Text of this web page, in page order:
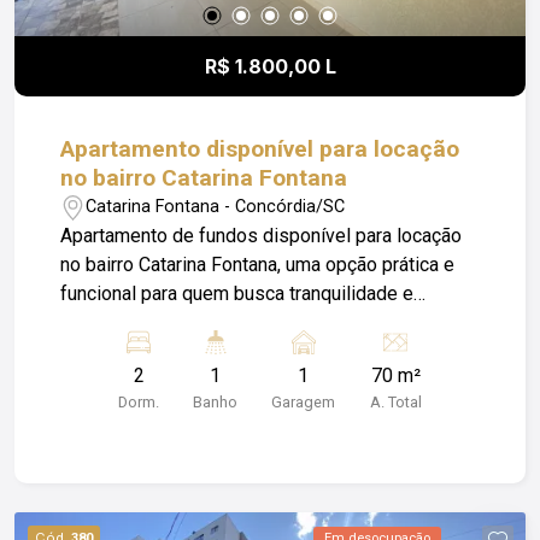
R$ 1.800,00 L
Apartamento disponível para locação
no bairro Catarina Fontana
Catarina Fontana - Concórdia/SC
Apartamento de fundos disponível para locação
no bairro Catarina Fontana, uma opção prática e
funcional para quem busca tranquilidade e
localizada nos fundos de um barracão, conta com
02 dormitórios, 01 banheiro, além de móveis sob
medida na cozinha, sala e banheiro, garantindo
valor do aluguel + despesas, com o diferencial
2
Dorm.
1
Banho
1
Garagem
70 m²
A. Total